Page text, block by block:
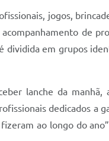
jogos,
de
dividida em grupos
lanche da
dedicados a
ao longo do